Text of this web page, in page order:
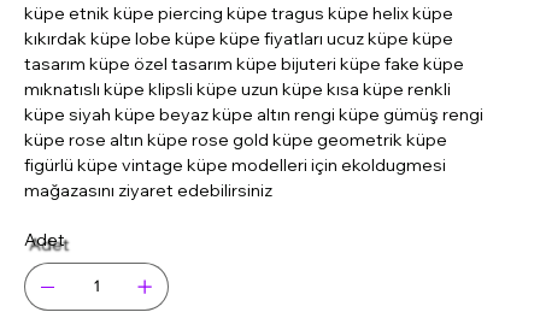
küpe etnik küpe piercing küpe tragus küpe helix küpe
kıkırdak küpe lobe küpe küpe fiyatları ucuz küpe küpe
tasarım küpe özel tasarım küpe bijuteri küpe fake küpe
mıknatıslı küpe klipsli küpe uzun küpe kısa küpe renkli
küpe siyah küpe beyaz küpe altın rengi küpe gümüş rengi
küpe rose altın küpe rose gold küpe geometrik küpe
figürlü küpe vintage küpe modelleri için ekoldugmesi
mağazasını ziyaret edebilirsiniz
Adet